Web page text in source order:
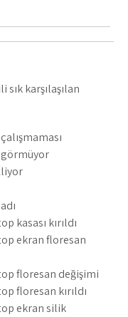
karşılaşılan
kasası kırıldı
ekran floresan
floresan değişimi
floresan kırıldı
ekran silik